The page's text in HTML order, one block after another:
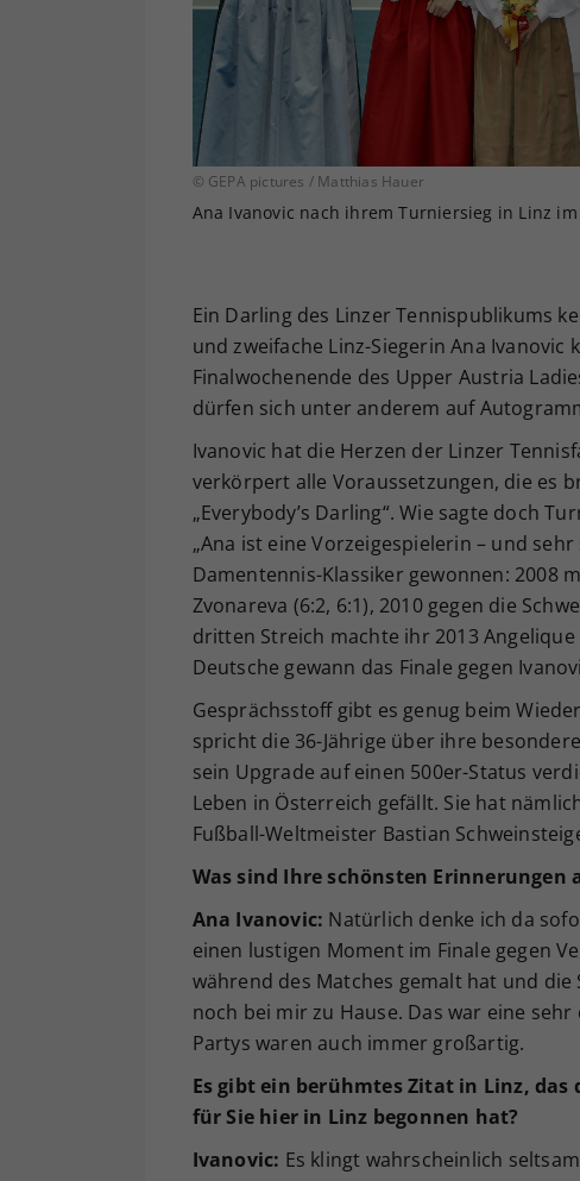
© GEPA pictures / Matthias Hauer
Ana Ivanovic nach ihrem Turniersieg in Linz
Ein Darling des Linzer Tennispublikums
und zweifache Linz-Siegerin Ana
Finalwochenende des Upper Austria
dürfen sich unter anderem auf
Ivanovic hat die Herzen der Linzer
verkörpert alle Voraussetzungen, die es
„Everybody’s Darling“. Wie sagte doch
„Ana ist eine Vorzeigespielerin – und
Damentennis-Klassiker gewonnen: 2008
Zvonareva (6:2, 6:1), 2010 gegen die
dritten Streich machte ihr 2013
Deutsche gewann das Finale gegen
Gesprächsstoff gibt es genug beim
spricht die 36-Jährige über ihre
sein Upgrade auf einen 500er-Status
Leben in Österreich gefällt. Sie hat
Fußball-Weltmeister Bastian
Was sind Ihre schönsten Erinnerungen
Ana Ivanovic: Natürlich denke ich da
einen lustigen Moment im Finale gegen
während des Matches gemalt hat und
noch bei mir zu Hause. Das war eine
Partys waren auch immer großartig.
Es gibt ein berühmtes Zitat in Linz, das
für Sie hier in Linz begonnen hat?
Ivanovic: Es klingt wahrscheinlich